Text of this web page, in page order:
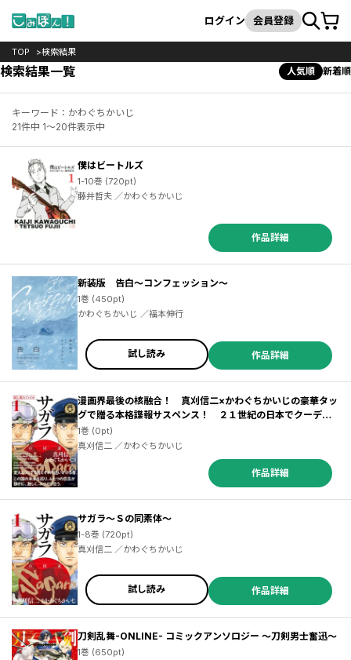
検索
ログイン 会員登録カート
TOP 検索結果
検索結果一覧 人気順 新着順
キーワード：かわぐちかいじ
21件中 1～20件表示中
僕はビートルズ
1-10巻 (720pt)
藤井哲夫 ／かわぐちかいじ
作品詳細
新装版 告白～コンフェッション～
1巻 (450pt)
かわぐちかいじ ／福本伸行
試し読み 作品詳細
漫画界最後の核融合！ 真刈信二×かわぐちかいじの豪華タッ
グで贈る本格諜報サスペンス！ ２１世紀の日本でクーデタ
ーが！！【サガラ～Ｓの同素体～ 試し読みファイル】
1巻 (0pt)
真刈信二 ／かわぐちかいじ
作品詳細
サガラ～Ｓの同素体～
1-8巻 (720pt)
真刈信二 ／かわぐちかいじ
試し読み 作品詳細
刀剣乱舞-ONLINE- コミックアンソロジー ～刀剣男士奮迅～
1巻 (650pt)